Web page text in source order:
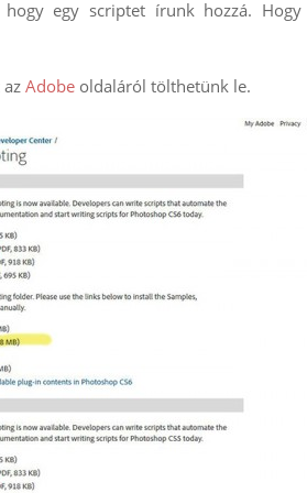
egy scriptet írunk hozzá.
azAdobe oldaláról tölthetünk le.